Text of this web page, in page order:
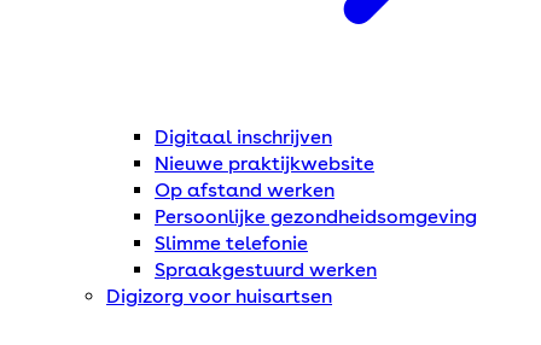
Digitaal inschrijven
Nieuwe praktijkwebsite
Op afstand werken
Persoonlijke gezondheidsomgeving
Slimme telefonie
Spraakgestuurd werken
Digizorg voor huisartsen